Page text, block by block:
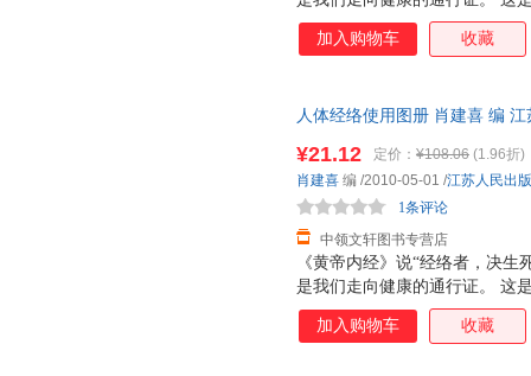
《人体经络使用手册》，里面
针对的多种常见疾病，可以帮
加入购物车 收藏
人体经络使用图册 肖建喜 编
《黄帝内经》说“经络者，决
是我们走向健康的通行证。 这
《人体经络使用手册》，里面
针对的多种常见疾病，可以帮
¥21.12 定价： ¥108.06 (1.96折)
中领文轩图书专营店
1条评论
肖建喜 编 /2010-05-01 /江苏人民出
加入购物车 收藏